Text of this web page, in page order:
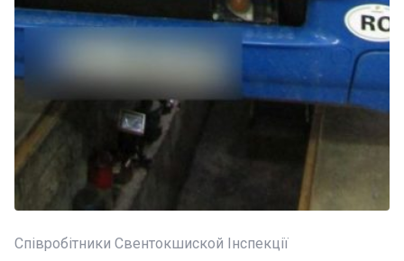
Співробітники Свентокшиской Інспекції